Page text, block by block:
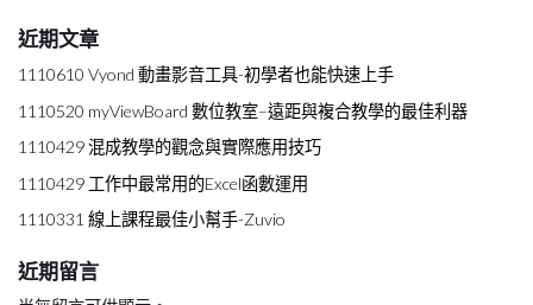
近期文章
1110610 Vyond 動畫影音工具-初學者也能快速上手
1110520 myViewBoard 數位教室–遠距與複合教學的最佳利器
1110429 混成教學的觀念與實際應用技巧
1110429 工作中最常用的Excel函數運用
1110331 線上課程最佳小幫手-Zuvio
近期留言